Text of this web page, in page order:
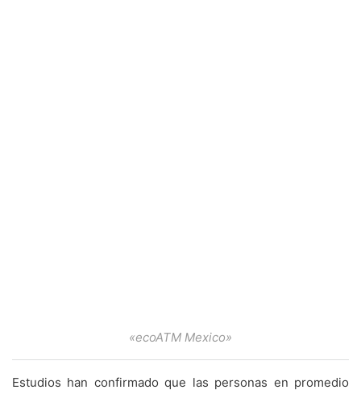
«ecoATM Mexico»
Estudios han confirmado que las personas en promedio